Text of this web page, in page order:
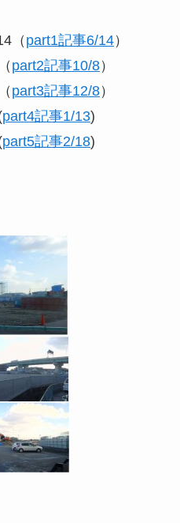
（ part1記事6/14）
part2記事10/8）
part3記事12/8）
part4記事1/13)
part5記事2/18)